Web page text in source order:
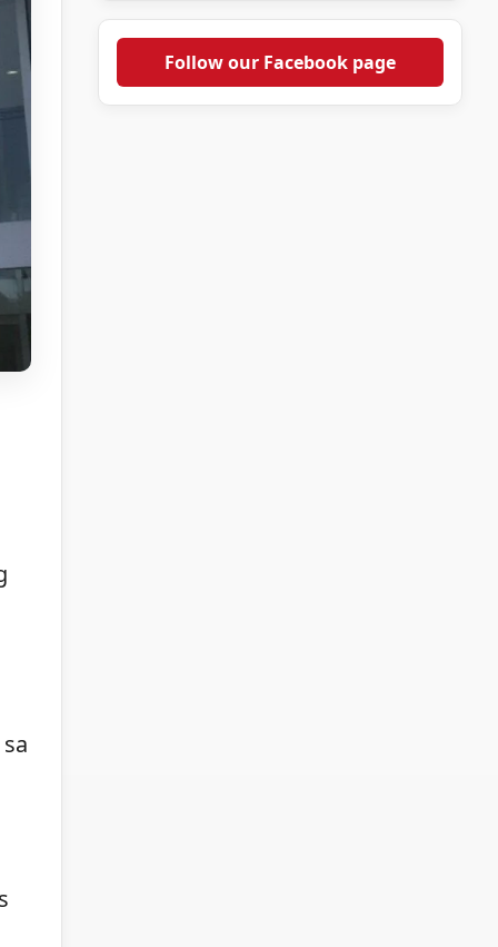
Follow our Facebook page